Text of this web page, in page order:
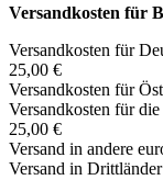
Versandkosten für
Versandkosten für
25,00 €
Versandkosten für
Versandkosten für
25,00 €
Versand in andere
Versand in